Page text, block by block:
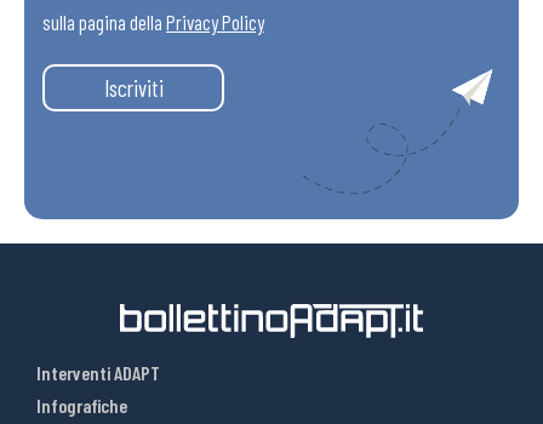
sulla pagina della Privacy Policy
Iscriviti
Interventi ADAPT
Infografiche